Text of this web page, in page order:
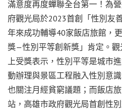
滿意度再度蟬聯全台第一！為
府觀光局於2023首創「性別友
年來成功輔導40家飯店旅館，
獎—性別平等創新獎」肯定。
上受獎表示，性別平等是城市
動辦理與景區工程融入性別意
也關注月經貧窮議題；而飯店
站，高雄市政府觀光局首創性